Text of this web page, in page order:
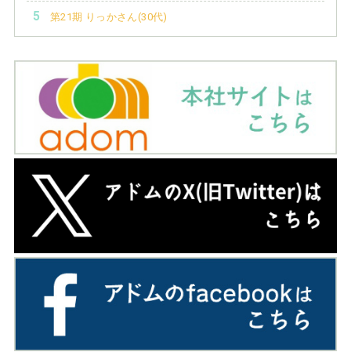
第21期 りっかさん(30代)